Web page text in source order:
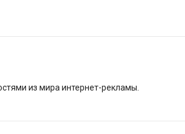
из мира интернет-рекламы.